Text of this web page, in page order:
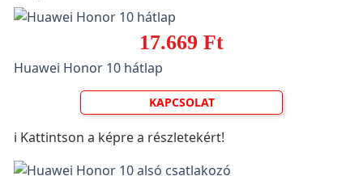
17.669 Ft
Huawei Honor 10 hátlap
KAPCSOLAT
ℹ️ Kattintson a képre a részletekért!